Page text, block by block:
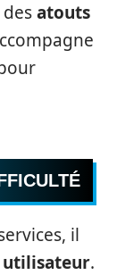
atouts
il
utilisateur.